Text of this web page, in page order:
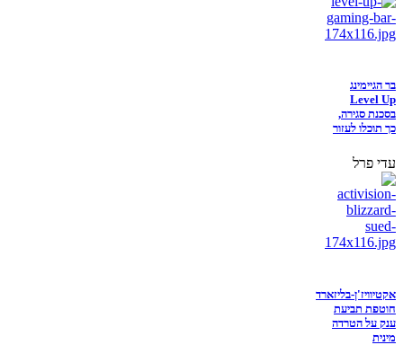
בר הגיימינג
Level Up
בסכנת סגירה,
כך תוכלו לעזור
עדי פרל
אקטיוויז'ן-בליזארד
חוטפת תביעת
ענק על הטרדה
מינית